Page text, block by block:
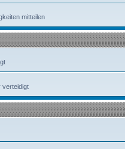
mitteilen
verteidigt